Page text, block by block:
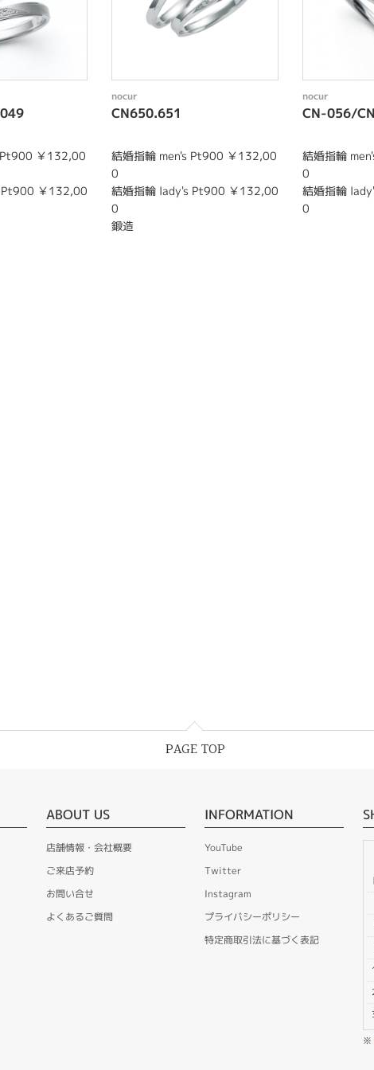
￥132,00
Pt900 ￥132,00
nocur
CN650.651
結婚指輪 men's Pt900 ￥132,00
0
結婚指輪 lady's Pt900 ￥132,00
0
鍛造
nocur
CN-056/
結婚指輪
0
結婚指輪
0
PAGE TOP
ABOUT US
店舗情報・会社概要
ご来店予約
お問い合せ
よくあるご質問
INFORMATION
YouTube
Twitter
Instagram
プライバシーポリシー
特定商取引法に基づく表記
※